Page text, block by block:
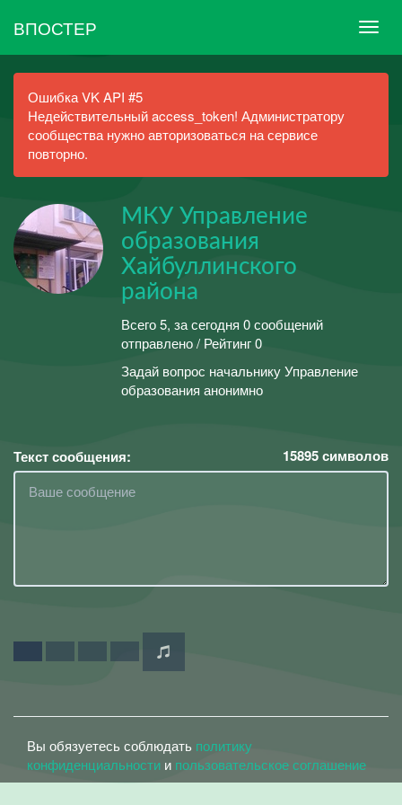
ВПОСТЕР
Ошибка VK API #5
Недействительный access_token! Администратору
сообщества нужно авторизоваться на сервисе
повторно.
МКУ Управление
образования
Хайбуллинского
района
Всего 5, за сегодня 0 сообщений
отправлено / Рейтинг 0
Задай вопрос начальнику Управление
образования анонимно
Текст сообщения: 15895символов
Вы обязуетесь соблюдать политику
конфиденциальности и пользовательское соглашение